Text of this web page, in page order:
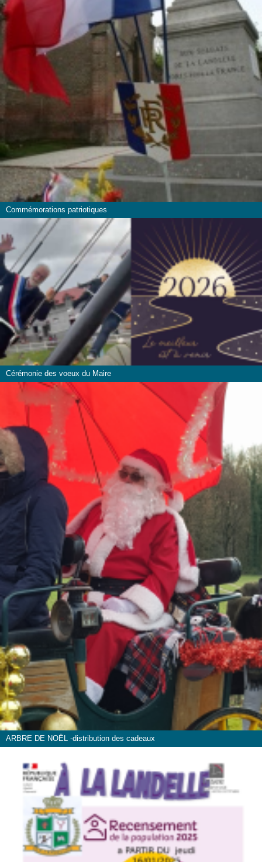
Commémorations patriotiques
Cérémonie des voeux du Maire
ARBRE DE NOËL -distribution des cadeaux